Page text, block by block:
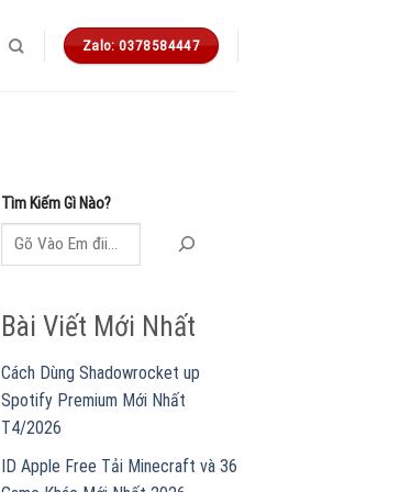
Zalo: 0378584447
Tìm Kiếm Gì Nào?
Bài Viết Mới Nhất
Cách Dùng Shadowrocket up
Spotify Premium Mới Nhất
T4/2026
ID Apple Free Tải Minecraft và 36